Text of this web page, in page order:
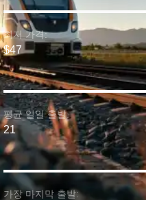
최저 가격:
$47
평균 일일 출발:
21
가장 마지막 출발: